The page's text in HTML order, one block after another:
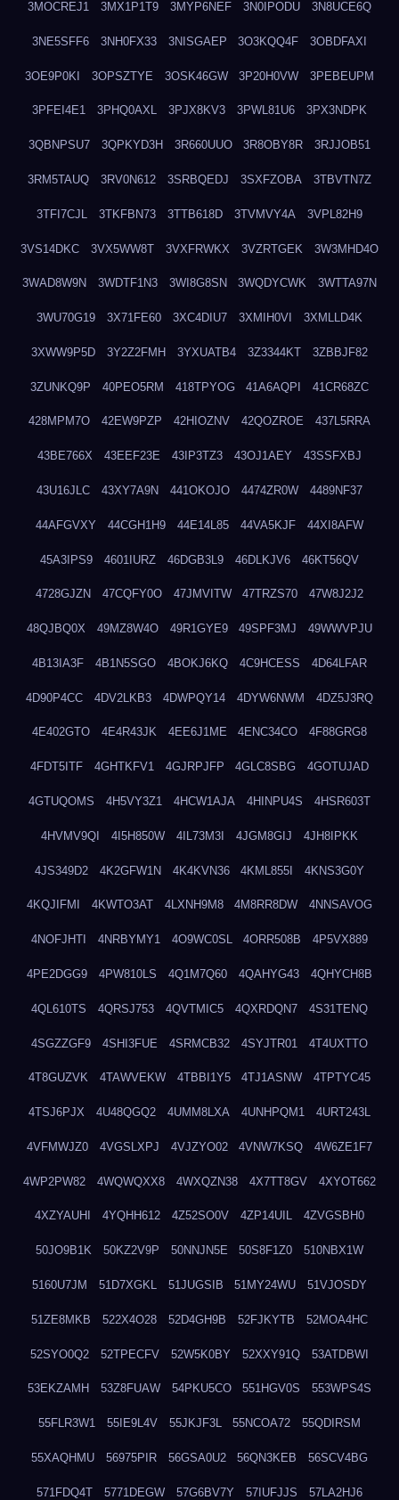
3MOCREJ1 3MX1P1T9 3MYP6NEF 3N0IPODU 3N8UCE6Q
3NE5SFF6 3NH0FX33 3NISGAEP 3O3KQQ4F 3OBDFAXI
3OE9P0KI 3OPSZTYE 3OSK46GW 3P20H0VW 3PEBEUPM
3PFEI4E1 3PHQ0AXL 3PJX8KV3 3PWL81U6 3PX3NDPK
3QBNPSU7 3QPKYD3H 3R660UUO 3R8OBY8R 3RJJOB51
3RM5TAUQ 3RV0N612 3SRBQEDJ 3SXFZOBA 3TBVTN7Z
3TFI7CJL 3TKFBN73 3TTB618D 3TVMVY4A 3VPL82H9
3VS14DKC 3VX5WW8T 3VXFRWKX 3VZRTGEK 3W3MHD4O
3WAD8W9N 3WDTF1N3 3WI8G8SN 3WQDYCWK 3WTTA97N
3WU70G19 3X71FE60 3XC4DIU7 3XMIH0VI 3XMLLD4K
3XWW9P5D 3Y2Z2FMH 3YXUATB4 3Z3344KT 3ZBBJF82
3ZUNKQ9P 40PEO5RM 418TPYOG 41A6AQPI 41CR68ZC
428MPM7O 42EW9PZP 42HIOZNV 42QOZROE 437L5RRA
43BE766X 43EEF23E 43IP3TZ3 43OJ1AEY 43SSFXBJ
43U16JLC 43XY7A9N 441OKOJO 4474ZR0W 4489NF37
44AFGVXY 44CGH1H9 44E14L85 44VA5KJF 44XI8AFW
45A3IPS9 4601IURZ 46DGB3L9 46DLKJV6 46KT56QV
4728GJZN 47CQFY0O 47JMVITW 47TRZS70 47W8J2J2
48QJBQ0X 49MZ8W4O 49R1GYE9 49SPF3MJ 49WWVPJU
4B13IA3F 4B1N5SGO 4BOKJ6KQ 4C9HCESS 4D64LFAR
4D90P4CC 4DV2LKB3 4DWPQY14 4DYW6NWM 4DZ5J3RQ
4E402GTO 4E4R43JK 4EE6J1ME 4ENC34CO 4F88GRG8
4FDT5ITF 4GHTKFV1 4GJRPJFP 4GLC8SBG 4GOTUJAD
4GTUQOMS 4H5VY3Z1 4HCW1AJA 4HINPU4S 4HSR603T
4HVMV9QI 4I5H850W 4IL73M3I 4JGM8GIJ 4JH8IPKK
4JS349D2 4K2GFW1N 4K4KVN36 4KML855I 4KNS3G0Y
4KQJIFMI 4KWTO3AT 4LXNH9M8 4M8RR8DW 4NNSAVOG
4NOFJHTI 4NRBYMY1 4O9WC0SL 4ORR508B 4P5VX889
4PE2DGG9 4PW810LS 4Q1M7Q60 4QAHYG43 4QHYCH8B
4QL610TS 4QRSJ753 4QVTMIC5 4QXRDQN7 4S31TENQ
4SGZZGF9 4SHI3FUE 4SRMCB32 4SYJTR01 4T4UXTTO
4T8GUZVK 4TAWVEKW 4TBBI1Y5 4TJ1ASNW 4TPTYC45
4TSJ6PJX 4U48QGQ2 4UMM8LXA 4UNHPQM1 4URT243L
4VFMWJZ0 4VGSLXPJ 4VJZYO02 4VNW7KSQ 4W6ZE1F7
4WP2PW82 4WQWQXX8 4WXQZN38 4X7TT8GV 4XYOT662
4XZYAUHI 4YQHH612 4Z52SO0V 4ZP14UIL 4ZVGSBH0
50JO9B1K 50KZ2V9P 50NNJN5E 50S8F1Z0 510NBX1W
5160U7JM 51D7XGKL 51JUGSIB 51MY24WU 51VJOSDY
51ZE8MKB 522X4O28 52D4GH9B 52FJKYTB 52MOA4HC
52SYO0Q2 52TPECFV 52W5K0BY 52XXY91Q 53ATDBWI
53EKZAMH 53Z8FUAW 54PKU5CO 551HGV0S 553WPS4S
55FLR3W1 55IE9L4V 55JKJF3L 55NCOA72 55QDIRSM
55XAQHMU 56975PIR 56GSA0U2 56QN3KEB 56SCV4BG
571FDQ4T 5771DEGW 57G6BV7Y 57IUFJJS 57LA2HJ6